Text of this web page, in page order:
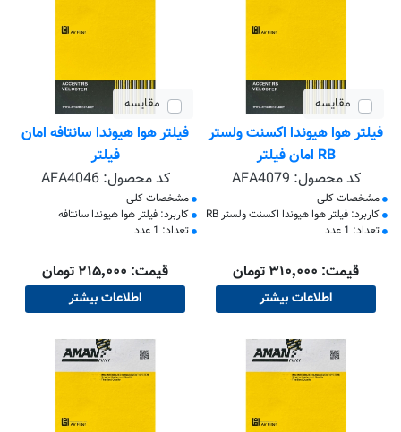
مقایسه
فیلتر هوا هیوندا اکسنت ولستر
RB امان فیلتر
کد محصول: AFA4079
مشخصات کلی
کاربرد: فیلتر هوا هیوندا اکسنت ولستر RB
تعداد: 1 عدد
قیمت: ۳۱۰٬۰۰۰ تومان
اطلاعات بیشتر
مقایسه
فیلتر هوا هیوندا سانتافه امان
فیلتر
کد محصول:AFA4046
مشخصات کلی
کاربرد: فیلتر هوا هیوندا سانتافه
تعداد: 1 عدد
قیمت: ۲۱۵٬۰۰۰ تومان
اطلاعات بیشتر